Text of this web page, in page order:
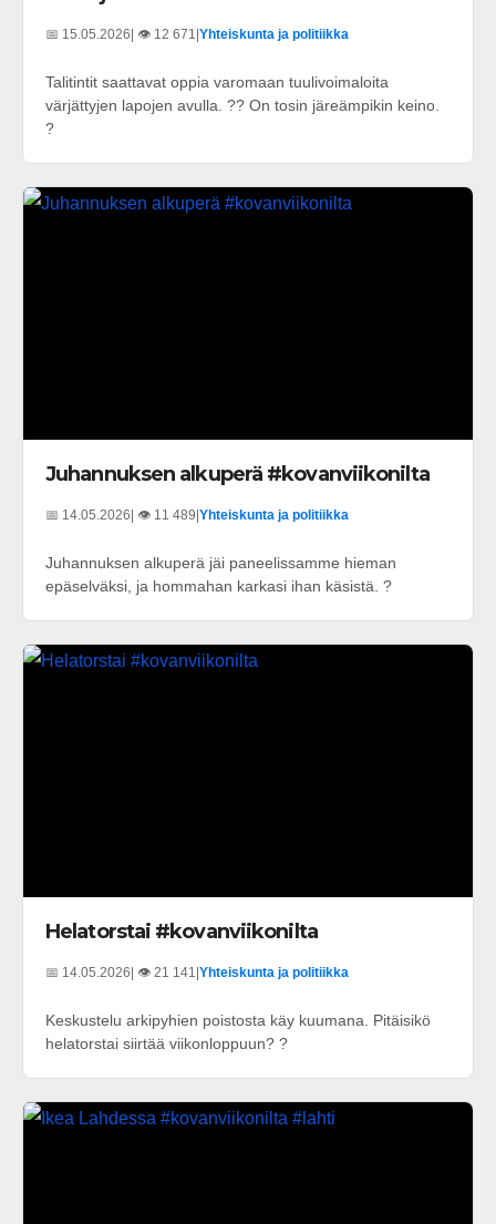
📅 15.05.2026| 👁️ 12 671 |Yhteiskunta ja politiikka
Talitintit saattavat oppia varomaan tuulivoimaloita
värjättyjen lapojen avulla. ?? On tosin järeämpikin keino.
?
Juhannuksen alkuperä #kovanviikonilta
📅 14.05.2026 | 👁️ 11 489 Yhteiskunta ja politiikka
Juhannuksen alkuperä jäi paneelissamme hieman
epäselväksi, ja hommahan karkasi ihan käsistä. ?
Helatorstai #kovanviikonilta
📅 14.05.2026 | 👁️ 21 141 Yhteiskunta ja politiikka
Keskustelu arkipyhien poistosta käy kuumana. Pitäisikö
helatorstai siirtää viikonloppuun? ?